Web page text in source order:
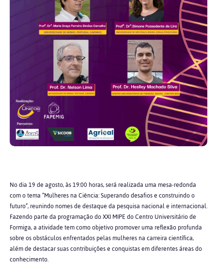
No dia 19 de agosto, às 19:00 horas, será realizada uma mesa-redonda
com o tema “Mulheres na Ciência: Superando desafios e construindo o
futuro”, reunindo nomes de destaque da pesquisa nacional e internacional.
Fazendo parte da programação do XXI MIPE do Centro Universitário de
Formiga, a atividade tem como objetivo promover uma reflexão profunda
sobre os obstáculos enfrentados pelas mulheres na carreira científica,
além de destacar suas contribuições e conquistas em diferentes áreas do
conhecimento.